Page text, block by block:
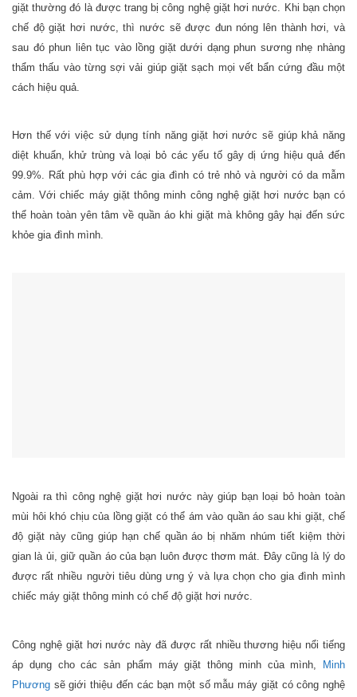
giặt thường đó là được trang bị công nghệ giặt hơi nước. Khi bạn chọn
chế độ giặt hơi nước, thì nước sẽ được đun nóng lên thành hơi, và
sau đó phun liên tục vào lồng giặt dưới dạng phun sương nhẹ nhàng
thẩm thấu vào từng sợi vải giúp giặt sạch mọi vết bẩn cứng đầu một
cách hiệu quả.
Hơn thế với việc sử dụng tính năng giặt hơi nước sẽ giúp khả năng
diệt khuẩn, khử trùng và loại bỏ các yếu tố gây dị ứng hiệu quả đến
99.9%. Rất phù hợp với các gia đình có trẻ nhỏ và người có da mẫm
cảm. Với chiếc máy giặt thông minh công nghệ giặt hơi nước bạn có
thể hoàn toàn yên tâm về quần áo khi giặt mà không gây hại đến sức
khỏe gia đình mình.
Ngoài ra thì công nghệ giặt hơi nước này giúp bạn loại bỏ hoàn toàn
mùi hôi khó chịu của lồng giặt có thể ám vào quần áo sau khi giặt, chế
độ giặt này cũng giúp hạn chế quần áo bị nhăm nhúm tiết kiệm thời
gian là ủi, giữ quần áo của bạn luôn được thơm mát. Đây cũng là lý do
được rất nhiều người tiêu dùng ưng ý và lựa chọn cho gia đình mình
chiếc máy giặt thông minh có chế độ giặt hơi nước.
Công nghệ giặt hơi nước này đã được rất nhiều thương hiệu nổi tiếng
áp dụng cho các sản phẩm máy giặt thông minh của mình,
Minh
Phương sẽ giới thiệu đến các bạn một số mẫu máy giặt có công nghệ